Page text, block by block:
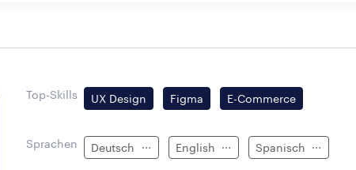
Top-Skills UX Design Figma E-Commerce
Sprachen Deutsch English Spanisch